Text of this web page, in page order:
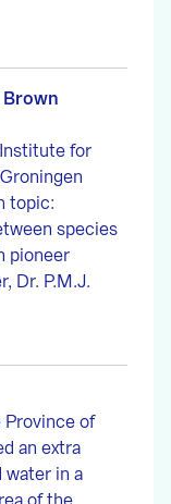
Brown
for
topic:
species
pioneer
Dr. P.M.J.
Province of
an extra
water in a
of the